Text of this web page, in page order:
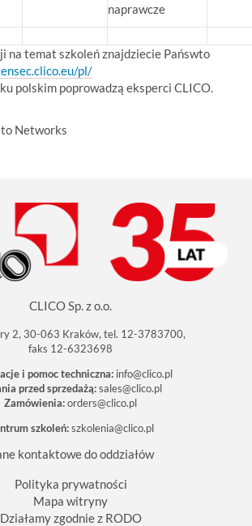
naprawcze
na temat szkoleń znajdziecie Pańswto
pl/
polskim poprowadzą eksperci CLICO.
Networks
CLICO Sp. z o.o.
2, 30-063 Kraków, tel. 12-3783700,
faks 12-6323698
i pomoc techniczna: info@clico.pl
przed sprzedażą: sales@clico.pl
Zamówienia:orders@clico.pl
szkoleń:szkolenia@clico.pl
kontaktowe do oddziałów
Polityka prywatności
Mapa witryny
Działamy zgodnie z RODO